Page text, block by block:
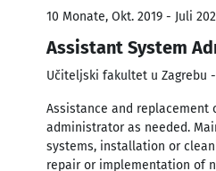
10 Monate, Okt. 2019 - Juli
Assistant System
Učiteljski fakultet u Zagrebu
Assistance and replacement
administrator as needed.
systems, installation or
repair or implementation of